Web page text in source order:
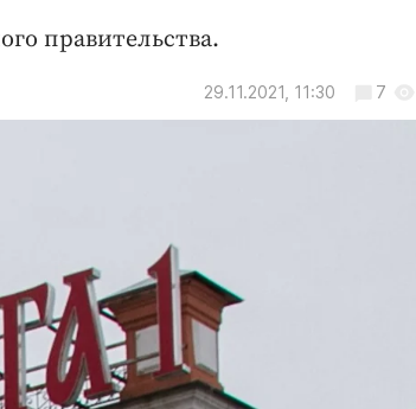
правительства.
29.11.2021, 11:30 7